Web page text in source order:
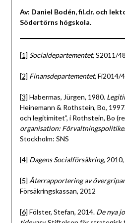
Av: Daniel Bodén, fil.dr. och
Södertörns högskola.
[1] Socialdepartementet, S2011/
[2] Finansdepartementet, Fi2014/
[3] Habermas, Jürgen, 1980.
Heinemann & Rothstein, Bo,
och legitimitet”, i Rothstein, Bo
organisation:
Stockholm: SNS
[4] Dagens Socialförsäkring,
[5] Återrapportering av
Försäkringskassan, 2012
[6] Fölster, Stefan, 2014. De nya